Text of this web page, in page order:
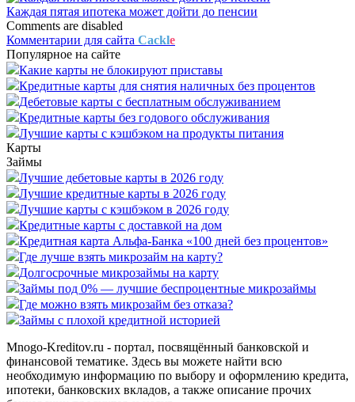
Каждая пятая ипотека может дойти до пенсии
Comments are disabled
Комментарии для сайта Cackle
Популярное на сайте
Какие карты не блокируют приставы
Кредитные карты для снятия наличных без процентов
Дебетовые карты с бесплатным обслуживанием
Кредитные карты без годового обслуживания
Лучшие карты с кэшбэком на продукты питания
Карты
Займы
Лучшие дебетовые карты в 2026 году
Лучшие кредитные карты в 2026 году
Лучшие карты с кэшбэком в 2026 году
Кредитные карты с доставкой на дом
Кредитная карта Альфа-Банка «100 дней без процентов»
Где лучше взять микрозайм на карту?
Долгосрочные микрозаймы на карту
Займы под 0% — лучшие беспроцентные микрозаймы
Где можно взять микрозайм без отказа?
Займы с плохой кредитной историей
Mnogo-Kreditov.ru - портал, посвящённый банковской и
финансовой тематике. Здесь вы можете найти всю
необходимую информацию по выбору и оформлению кредита,
ипотеки, банковских вкладов, а также описание прочих